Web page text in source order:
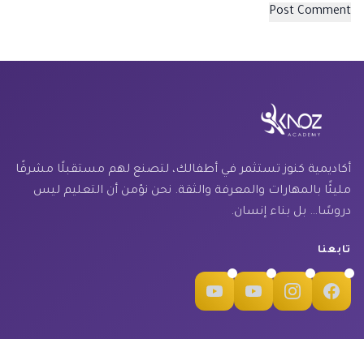
أكاديمية كنوز تستثمر في أطفالك، لتصنع لهم مستقبلًا مشرقًا
مليئًا بالمهارات والمعرفة والثقة. نحن نؤمن أن التعليم ليس
دروسًا… بل بناء إنسان.
تابعنا